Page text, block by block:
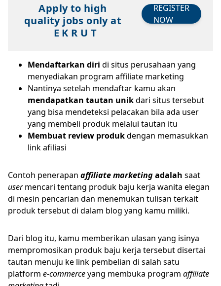
Apply to high
quality jobs only at
E K R U T
REGISTER
NOW
Mendaftarkan diri di situs perusahaan yang
menyediakan program affiliate marketing
Nantinya setelah mendaftar kamu akan
mendapatkan tautan unikdari situs tersebut
yang bisa mendeteksi pelacakan bila ada user
yang membeli produk melalui tautan itu
Membuat review produkdengan memasukkan
link afiliasi
Contoh penerapan affiliate marketingadalah saat
usermencari tentang produk baju kerja wanita elegan
di mesin pencarian dan menemukan tulisan terkait
produk tersebut di dalam blog yang kamu miliki.
Dari blog itu, kamu memberikan ulasan yang isinya
mempromosikan produk baju kerja tersebut disertai
tautan menuju ke link pembelian di salah satu
platform e-commerceyang membuka program affiliate